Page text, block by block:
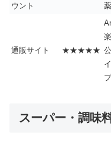
ウント
通販サイト ★★★★★
プ
スーパー・調味